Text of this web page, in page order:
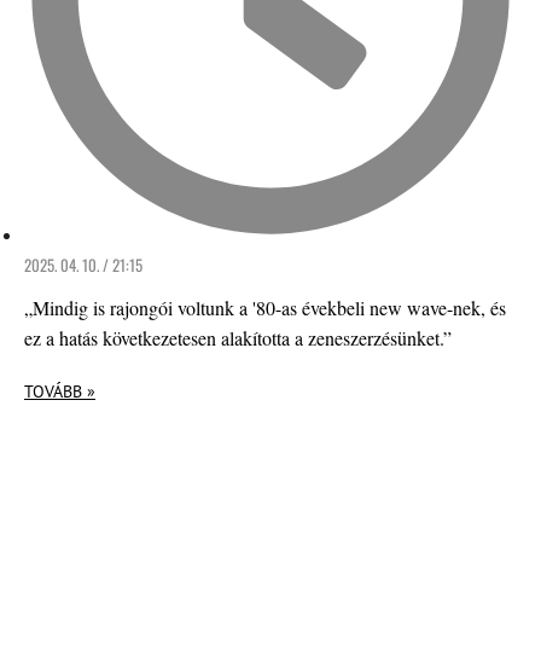
2025. 04. 10. / 21:15
„Mindig is rajongói voltunk a '80-as évekbeli new wave-nek, és
ez a hatás következetesen alakította a zeneszerzésünket.”
TOVÁBB »